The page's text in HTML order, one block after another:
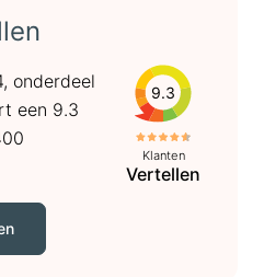
onderdeel
een 9.3
9.3
Klanten
Vertellen